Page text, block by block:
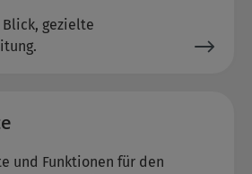
gezielte
und Funktionen für den